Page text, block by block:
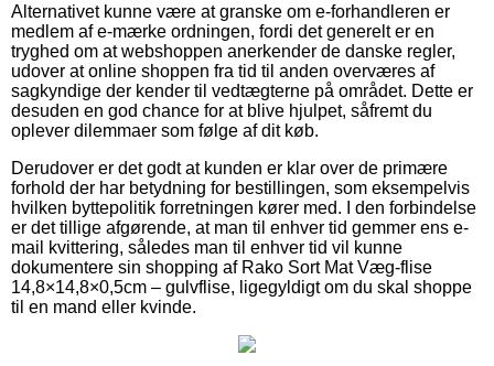
Alternativet kunne være at granske om e-forhandleren er
medlem af e-mærke ordningen, fordi det generelt er en
tryghed om at webshoppen anerkender de danske regler,
udover at online shoppen fra tid til anden overværes af
sagkyndige der kender til vedtægterne på området. Dette er
desuden en god chance for at blive hjulpet, såfremt du
oplever dilemmaer som følge af dit køb.
Derudover er det godt at kunden er klar over de primære
forhold der har betydning for bestillingen, som eksempelvis
hvilken byttepolitik forretningen kører med. I den forbindelse
er det tillige afgørende, at man til enhver tid gemmer ens e-
mail kvittering, således man til enhver tid vil kunne
dokumentere sin shopping af Rako Sort Mat Væg-flise
14,8×14,8×0,5cm – gulvflise, ligegyldigt om du skal shoppe
til en mand eller kvinde.